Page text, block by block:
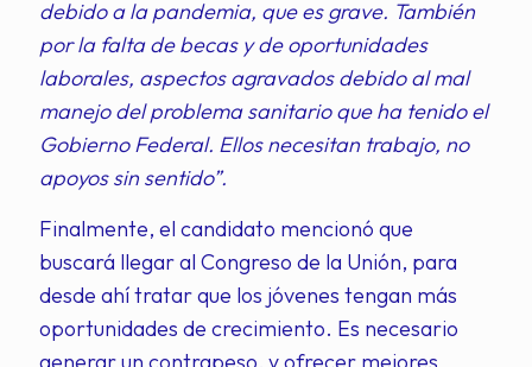
debido a la pandemia, que es grave. También
por la falta de becas y de oportunidades
laborales, aspectos agravados debido al mal
manejo del problema sanitario que ha tenido el
Gobierno Federal. Ellos necesitan trabajo, no
apoyos sin sentido”.
Finalmente, el candidato mencionó que
buscará llegar al Congreso de la Unión, para
desde ahí tratar que los jóvenes tengan más
oportunidades de crecimiento. Es necesario